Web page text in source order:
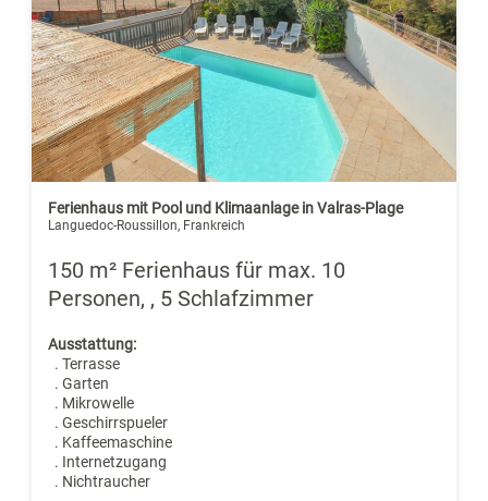
Ferienhaus mit Pool und Klimaanlage in Valras-Plage
Languedoc-Roussillon, Frankreich
150 m² Ferienhaus für max. 10
Personen, , 5 Schlafzimmer
Ausstattung:
. Terrasse
. Garten
. Mikrowelle
. Geschirrspueler
. Kaffeemaschine
. Internetzugang
. Nichtraucher